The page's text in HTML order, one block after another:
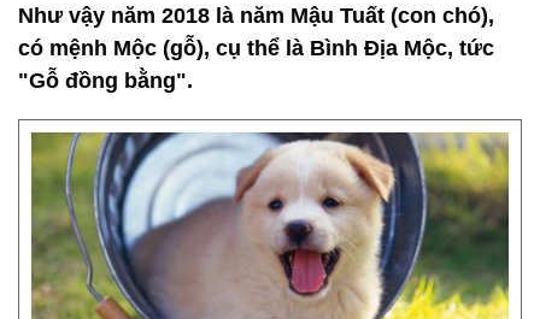
Như vậy năm 2018 là năm Mậu Tuất (con chó),
có mệnh Mộc (gỗ), cụ thể là Bình Địa Mộc, tức
"Gỗ đồng bằng".